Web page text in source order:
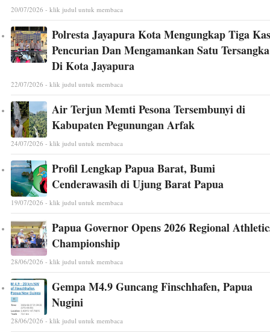
20/07/2026 - klik judul untuk membaca
Polresta Jayapura Kota Mengungkap Tiga
Pencurian Dan Mengamankan Satu Tersangka
Di Kota Jayapura
22/07/2026 - klik judul untuk membaca
Air Terjun Memti Pesona Tersembunyi di
Kabupaten Pegunungan Arfak
24/07/2026 - klik judul untuk membaca
Profil Lengkap Papua Barat, Bumi
Cenderawasih di Ujung Barat Papua
19/07/2026 - klik judul untuk membaca
Papua Governor Opens 2026 Regional
Championship
28/06/2026 - klik judul untuk membaca
Gempa M4.9 Guncang Finschhafen, Papua
Nugini
28/06/2026 - klik judul untuk membaca